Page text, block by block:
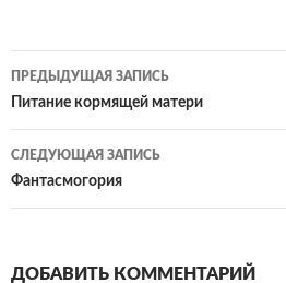
Навигация
по
записям
ПРЕДЫДУЩАЯ ЗАПИСЬ
Питание кормящей матери
СЛЕДУЮЩАЯ ЗАПИСЬ
Фантасмогория
ДОБАВИТЬ КОММЕНТАРИЙ